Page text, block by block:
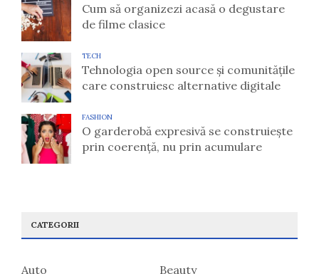
Cum să organizezi acasă o degustare
de filme clasice
TECH
Tehnologia open source și comunitățile
care construiesc alternative digitale
FASHION
O garderobă expresivă se construiește
prin coerență, nu prin acumulare
CATEGORII
Auto Beauty